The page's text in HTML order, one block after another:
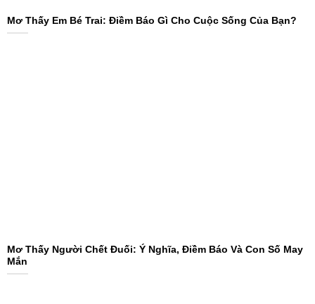
Mơ Thấy Em Bé Trai: Điềm Báo Gì Cho Cuộc Sống Của Bạn?
Mơ Thấy Người Chết Đuối: Ý Nghĩa, Điềm Báo Và Con Số May
Mắn